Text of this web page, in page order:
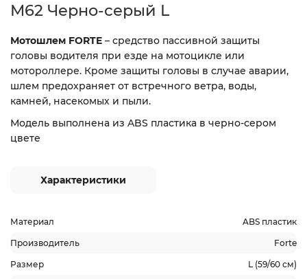
M62 Черно-серый L
Мотошлем FORTE – средство пассивной защиты
головы водителя при езде на мотоцикле или
мотороллере. Кроме защиты головы в случае аварии,
шлем предохраняет от встречного ветра, воды,
камней, насекомых и пыли.
Модель выполнена из ABS пластика в черно-сером
цвете
Характеристики
Материал ABS пластик
Производитель Forte
Размер L (59/60 см)